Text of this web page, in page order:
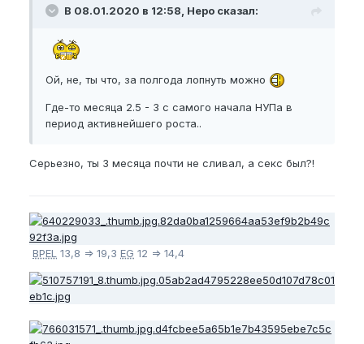
В 08.01.2020 в 12:58, Неро сказал:
Ой, не, ты что, за полгода лопнуть можно
Где-то месяца 2.5 - 3 с самого начала НУПа в
период активнейшего роста..
Серьезно, ты 3 месяца почти не сливал, а секс был?!
BPEL 13,8 => 19,3 EG 12 => 14,4